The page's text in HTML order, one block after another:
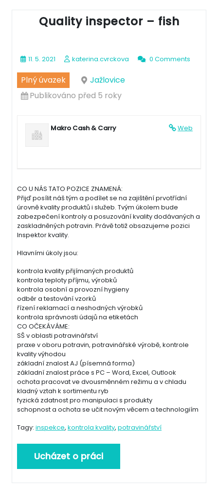
Quality inspector – fish
11. 5. 2021 katerina.cvrckova 0 Comments
Plný úvazek
Jažlovice
Publikováno před 5 roky
Web
Makro Cash & Carry
CO U NÁS TATO POZICE ZNAMENÁ:
Přijď posílit náš tým a podílet se na zajištění prvotřídní
úrovně kvality produktů i služeb. Tvým úkolem bude
zabezpečení kontroly a posuzování kvality dodávaných a
zaskladněných potravin. Právě totiž obsazujeme pozici
Inspektor kvality.
Hlavními úkoly jsou:
kontrola kvality přijímaných produktů
kontrola teploty příjmu, výrobků
kontrola osobní a provozní hygieny
odběr a testování vzorků
řízení reklamací a neshodných výrobků
kontrola správnosti údajů na etiketách
CO OČEKÁVÁME:
SŠ v oblasti potravinářství
praxe v oboru potravin, potravinářské výrobě, kontrole
kvality výhodou
základní znalost AJ (písemná forma)
základní znalost práce s PC – Word, Excel, Outlook
ochota pracovat ve dvousměnném režimu a v chladu
kladný vztah k sortimentu ryb
fyzická zdatnost pro manipulaci s produkty
schopnost a ochota se učit novým věcem a technologiím
Tagy: inspekce, kontrola kvality, potravinářství